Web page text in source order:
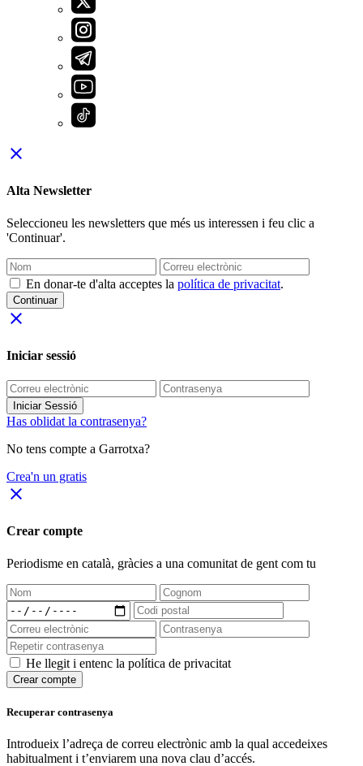
close
Alta Newsletter
Seleccioneu les newsletters que més us interessen i feu clic a
'Continuar'.
En donar-te d'alta acceptes la política de privacitat.
Continuar
close
Iniciar sessió
Iniciar Sessió
Has oblidat la contrasenya?
No tens compte a Garrotxa?
Crea'n un gratis
close
Crear compte
Periodisme en català, gràcies a una comunitat de gent com tu
He llegit i entenc la política de privacitat
Crear compte
Recuperar contrasenya
Introdueix l’adreça de correu electrònic amb la qual accedeixes
habitualment i t’enviarem una nova clau d’accés.